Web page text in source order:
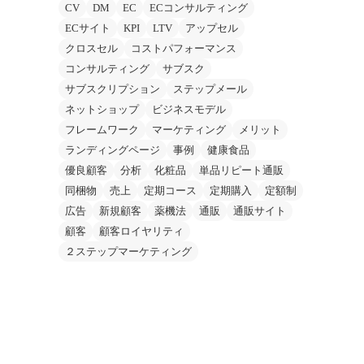
CV DM EC
ECコンサルティング
ECサイト
KPI LTV
アップセル
クロスセル
コストパフォーマンス
コンサルティング
サブスク
サブスクリプション
ステップメール
ネットショップ
ビジネスモデル
フレームワーク
マーケティング
メリット
ランディングページ
事例
健康食品
優良顧客
分析 化粧品
単品リピート通販
同梱物
売上 定期コース 定期購入
定額制
広告
新規顧客 薬機法 通販
通販サイト
顧客
顧客ロイヤリティ
２ステップマーケティング